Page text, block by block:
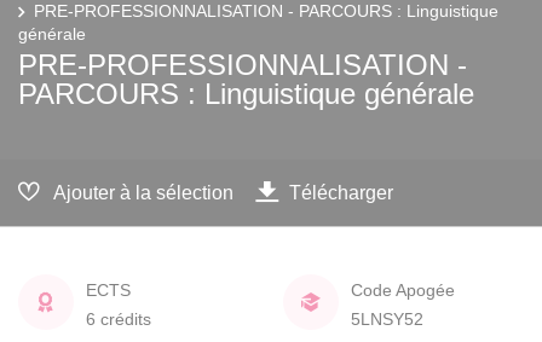
PRE-PROFESSIONNALISATION - PARCOURS : Linguistique
générale
PRE-PROFESSIONNALISATION -
PARCOURS : Linguistique générale
Ajouter à la sélection Télécharger
ECTS
6 crédits
Code Apogée
5LNSY52